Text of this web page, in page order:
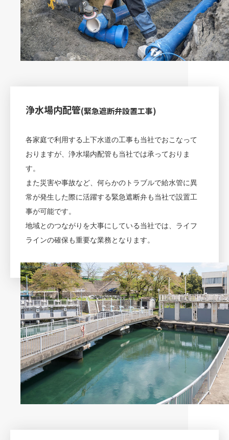
浄水場内配管(緊急遮断弁設置工事)
各家庭で利用する上下水道の工事も当社でおこなって
おりますが、浄水場内配管も当社では承っておりま
す。
また災害や事故など、何らかのトラブルで給水管に異
常が発生した際に活躍する緊急遮断弁も当社で設置工
事が可能です。
地域とのつながりを大事にしている当社では、ライフ
ラインの確保も重要な業務となります。